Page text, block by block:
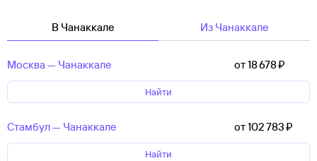
В Чанаккале Из Чанаккале
Москва — Чанаккале от 18 ⁠678 ⁠₽
Найти
Стамбул — Чанаккале от 102 ⁠783 ⁠₽
Найти